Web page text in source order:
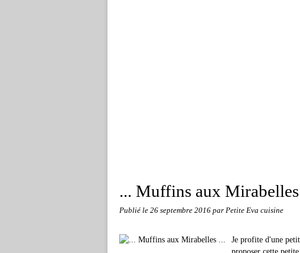
... Muffins aux
Publié le 26 septembre 2016 par Petite Eva cuisine
Je profite d'une